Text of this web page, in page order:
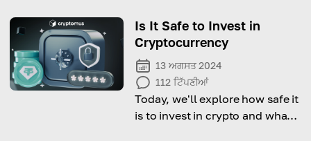
for its future growth.
Is It Safe to Invest in
Cryptocurrency
13 ਅਗਸਤ 2024
112 ਟਿੱਪਣੀਆਂ
Today, we'll explore how safe it
is to invest in crypto and what